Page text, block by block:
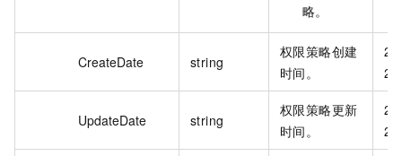
略。
CreateDate string
权限策略创建
时间。
UpdateDate string
权限策略更新
时间。